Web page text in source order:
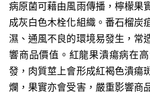
病原菌可藉由風雨傳播，檸檬果
成灰白色木栓化組織。番石榴炭
濕、通風不良的環境易發生，常
響商品價值。紅龍果潰瘍病在
發，肉質莖上會形成紅褐色潰瘍
爛，果實亦會受害，嚴重影響商